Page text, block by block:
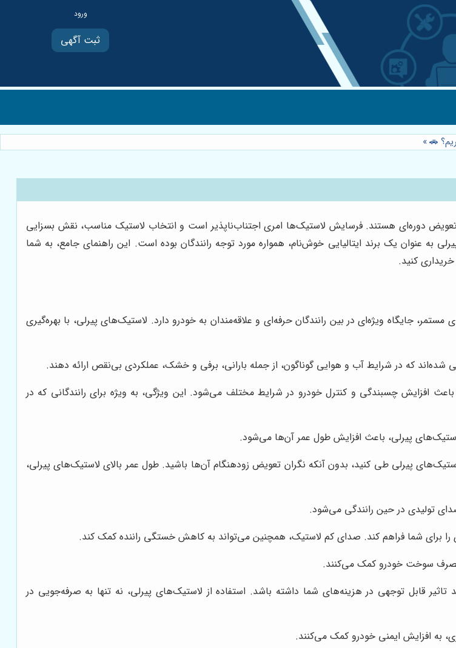
ثبت آگهی
🚗
»
تعویض دوره‌ای هستند. فرسایش لاستیک‌ها امری اجتناب‌ناپذیر است و انتخاب لاستیک مناسب، نقش بسزایی
به عنوان یک برند ایتالیایی خوش‌نام، همواره مورد توجه رانندگان بوده است. این راهنمای جامع، به شما
کنید.
جایگاه ویژه‌ای در بین رانندگان حرفه‌ای و علاقه‌مندان به خودرو دارد. لاستیک‌های پیرلی، با بهره‌گیری
شده‌اند که در شرایط آب و هوایی گوناگون، از جمله بارانی، برفی و خشک، عملکردی بی‌نقص ارائه دهند.
افزایش چسبندگی و کنترل خودرو در شرایط مختلف می‌شود. این ویژگی، به ویژه برای رانندگانی که در
لاستیک‌های پیرلی، باعث افزایش طول عمر آن‌ها می‌شود.
پیرلی طی کنید، بدون آنکه نگران تعویض زودهنگام آن‌ها باشید. طول عمر بالای لاستیک‌های پیرلی،
تولیدی در حین رانندگی می‌شود.
را برای شما فراهم کند. صدای کم لاستیک، همچنین می‌تواند به کاهش خستگی راننده کمک کند.
مصرف سوخت خودرو کمک می‌کنند.
قابل توجهی در هزینه‌های شما داشته باشد. استفاده از لاستیک‌های پیرلی، نه تنها به صرفه‌جویی در
به افزایش ایمنی خودرو کمک می‌کنند.